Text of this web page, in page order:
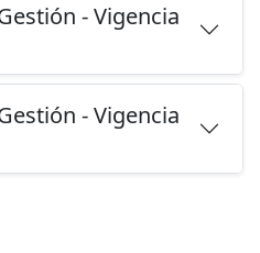
- Vigencia
- Vigencia